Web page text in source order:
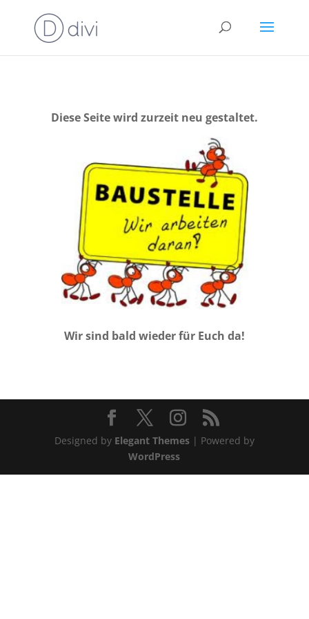
Diese Seite wird zurzeit neu gestaltet.
Wir sind bald wieder für Euch da!
Designed by Elegant Themes| Powered by
WordPress